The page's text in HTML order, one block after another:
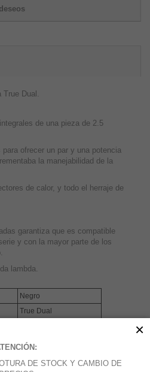
True Dual.
de una pieza de 2.5
ofrecer un par y una potencia
la manejabilidad de la
de calor, y todo el herraje de
garantiza que es compatible
y con la mayor parte de los
lambda.
Negro
True Dual
Colector
DE STOCK Y CAMBIO DE
×